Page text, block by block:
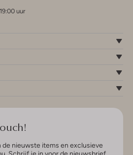
uur
de nieuwste items en exclusieve